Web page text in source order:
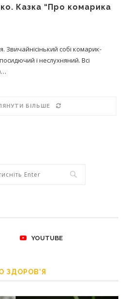
Казка “Про комарика
Звичайнісінький собі комарик-
і неслухняний. Всі
БІЛЬШЕ
YOUTUBE
ЗДОРОВ’Я